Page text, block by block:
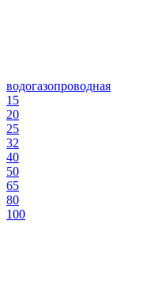
водогазопроводная
15
20
25
32
40
50
65
80
100